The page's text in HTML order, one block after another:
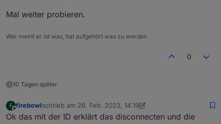
Mal weiter probieren.
Wer meint er ist was, hat aufgehört was zu werden
0
10 Tagen später
F
Offline
firebowlschrieb am 26. Feb. 2023, 14:19
zuletzt editiert von firebowl
Ok das mit der ID erklärt das disconnecten und die